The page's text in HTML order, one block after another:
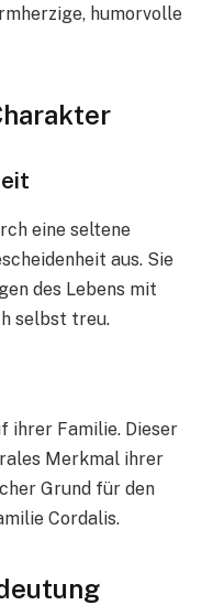
humorvolle
eine seltene
aus. Sie
des Lebens mit
selbst treu.
ihrer Familie. Dieser
Merkmal ihrer
Grund für den
Cordalis.